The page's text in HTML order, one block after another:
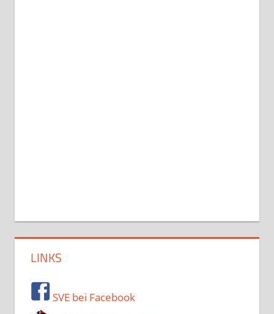
LINKS
SVE bei Facebook